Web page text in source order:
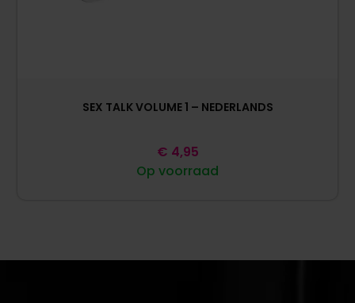
SEX TALK VOLUME 1 – NEDERLANDS
Op voorraad
€ 4,95